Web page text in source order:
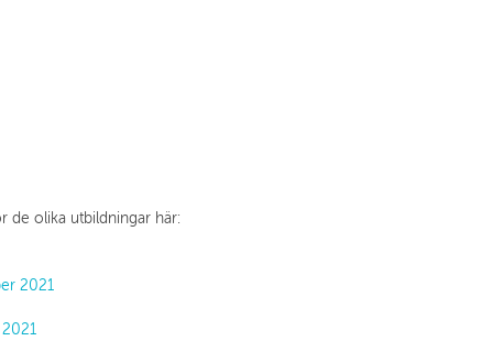
de olika utbildningar här:
2021